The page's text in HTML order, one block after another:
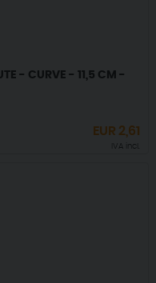
- CURVE - 11,5 CM -
EUR 2,61
IVA incl.